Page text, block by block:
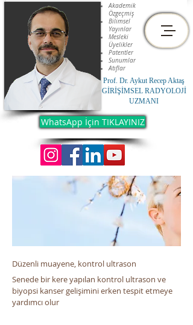
Prof. Dr. Aykut Recep Aktaş
GİRİŞİMSEL RADYOLOJİ
UZMANI
WhatsApp İçin TIKLAYINIZ
Akademik
Özgeçmiş
Bilimsel
Yayınlar
Mesleki
Üyelikler
Patentler
Sunumlar
Atıflar
Düzenli muayene, kontrol ultrason
Senede bir kere yapılan kontrol ultrason ve
biyopsi kanser gelişimini erken tespit etmeye
yardımcı olur